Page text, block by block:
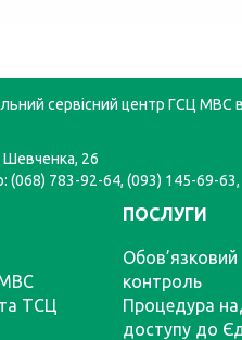
сервісний центр ГСЦ МВС в
Шевченка, 26
(068) 783-92-64, (093) 145-69-
ТСЦ
ПОСЛУГИ
Обов’язковий
контроль
Процедура
доступу до